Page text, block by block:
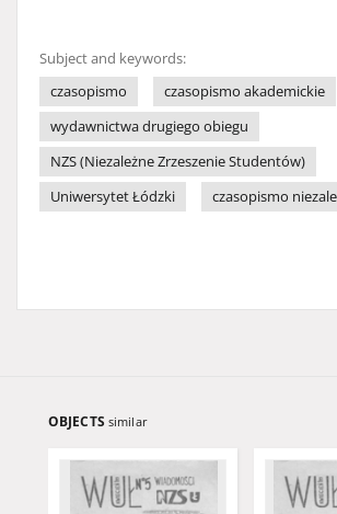
Subject and keywords:
czasopismo
czasopismo akademickie
wydawnictwa drugiego obiegu
NZS (Niezależne Zrzeszenie Studentów)
Uniwersytet Łódzki
czasopismo
OBJECTS similar